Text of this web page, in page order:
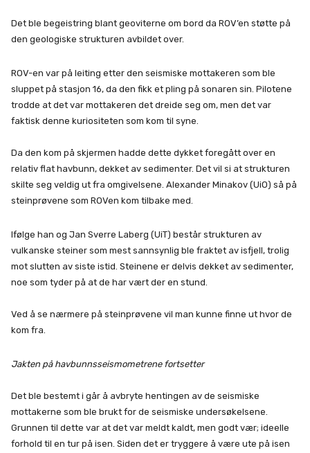
Det ble begeistring blant geoviterne om bord da ROV’en støtte på
den geologiske strukturen avbildet over.
ROV-en var på leiting etter den seismiske mottakeren som ble
sluppet på stasjon 16, da den fikk et pling på sonaren sin. Pilotene
trodde at det var mottakeren det dreide seg om, men det var
faktisk denne kuriositeten som kom til syne.
Da den kom på skjermen hadde dette dykket foregått over en
relativ flat havbunn, dekket av sedimenter. Det vil si at strukturen
skilte seg veldig ut fra omgivelsene. Alexander Minakov (UiO) så på
steinprøvene som ROVen kom tilbake med.
Ifølge han og Jan Sverre Laberg (UiT) består strukturen av
vulkanske steiner som mest sannsynlig ble fraktet av isfjell, trolig
mot slutten av siste istid. Steinene er delvis dekket av sedimenter,
noe som tyder på at de har vært der en stund.
Ved å se nærmere på steinprøvene vil man kunne finne ut hvor de
kom fra.
Jakten på havbunnsseismometrene fortsetter
Det ble bestemt i går å avbryte hentingen av de seismiske
mottakerne som ble brukt for de seismiske undersøkelsene.
Grunnen til dette var at det var meldt kaldt, men godt vær; ideelle
forhold til en tur på isen. Siden det er tryggere å være ute på isen